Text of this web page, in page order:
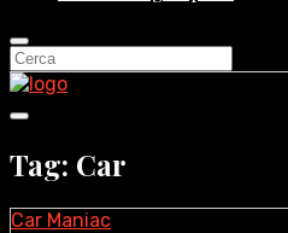
Tag: Car
Car Maniac